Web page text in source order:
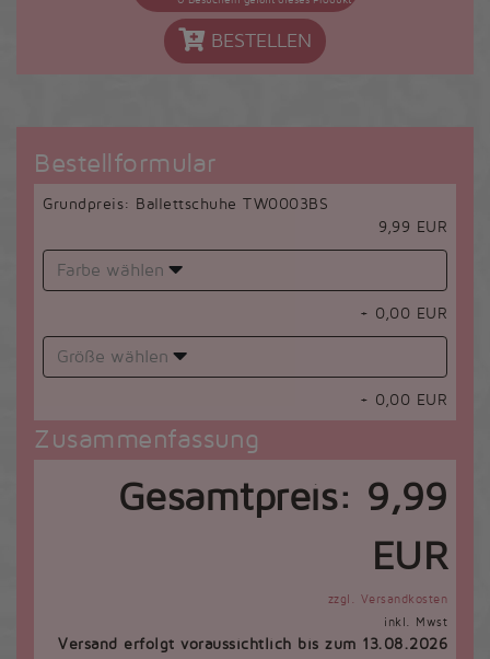
BESTELLEN
Bestellformular
Grundpreis: Ballettschuhe TW0003BS
9,99 EUR
Farbe wählen
+ 0,00 EUR
Größe wählen
+ 0,00 EUR
Zusammenfassung
Gesamtpreis: 9,99
EUR
zzgl. Versandkosten
inkl. Mwst
Versand erfolgt voraussichtlich bis zum 13.08.2026